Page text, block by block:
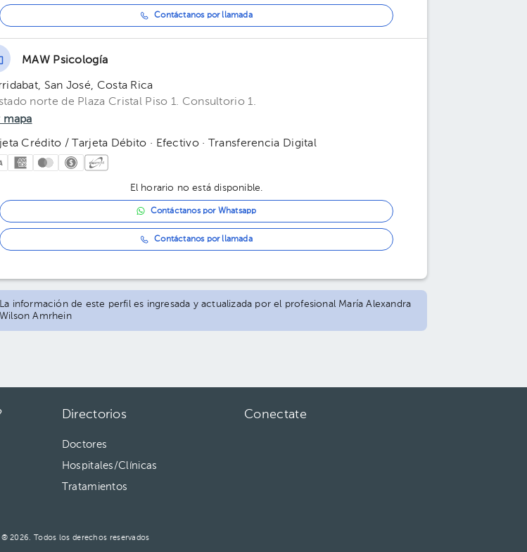
Contáctanos por llamada
MAW Psicología
San José, Costa Rica
norte de Plaza Cristal Piso 1. Consultorio 1.
mapa
Crédito / Tarjeta Débito · Efectivo · Transferencia Digital
El horario no está disponible.
Contáctanos por Whatsapp
Contáctanos por llamada
La información de este perfil es ingresada y actualizada por el profesional María Alexandra
Wilson Amrhein
Directorios
Doctores
Hospitales/Clínicas
Tratamientos
Conectate
2026. Todos los derechos reservados